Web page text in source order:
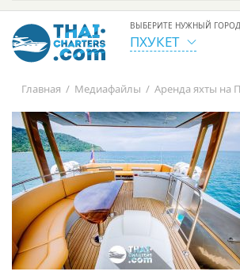
ВЫБЕРИТЕ НУЖНЫЙ
ПХУКЕТ
Главная / Медиафайлы / Аренда яхты на